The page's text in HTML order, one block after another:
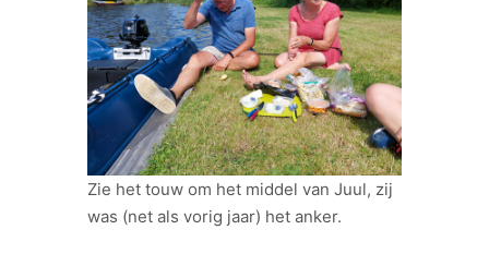
Zie het touw om het middel van Juul, zij
was (net als vorig jaar) het anker.